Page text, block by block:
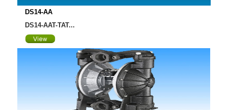
DS14-AA
DS14-AAT-TAT...